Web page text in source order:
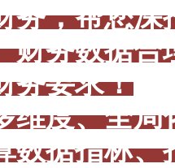
务，帮您
财务数据
务要求！
维度、全
数据指标、